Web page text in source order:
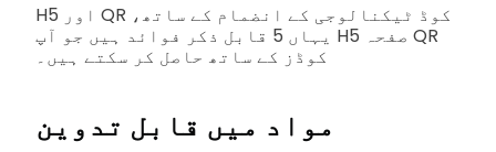
H5 اور QR کوڈ ٹیکنالوجی کے انضمام کے ساتھ،
یہاں 5 قابل ذکر فوائد ہیں جو آپ H5 صفحہ QR
کوڈز کے ساتھ حاصل کر سکتے ہیں۔
مواد میں قابل تدوین